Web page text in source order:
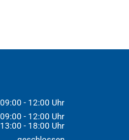
09:00 - 12:00 Uhr
09:00 - 12:00 Uhr
13:00 - 18:00 Uhr